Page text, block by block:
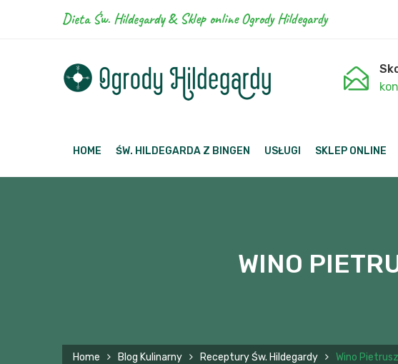
Dieta Św. Hildegardy & Sklep online Ogrody Hildegardy
HOME ŚW. HILDEGARDA Z BINGEN USŁUGI SKLEP ONLINE
WINO
Home Blog Kulinarny Receptury Św. Hildegardy Wino